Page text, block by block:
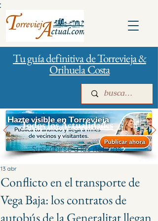
Tu guía definitiva de Torrevieja &
Orihuela Costa
Publicidad
Todos los Actualidades
Suscribirse a las noticias
Conflicto en el transporte de
Vega Baja: los contratos de
autobús de la Generalitat llegan
13 abr